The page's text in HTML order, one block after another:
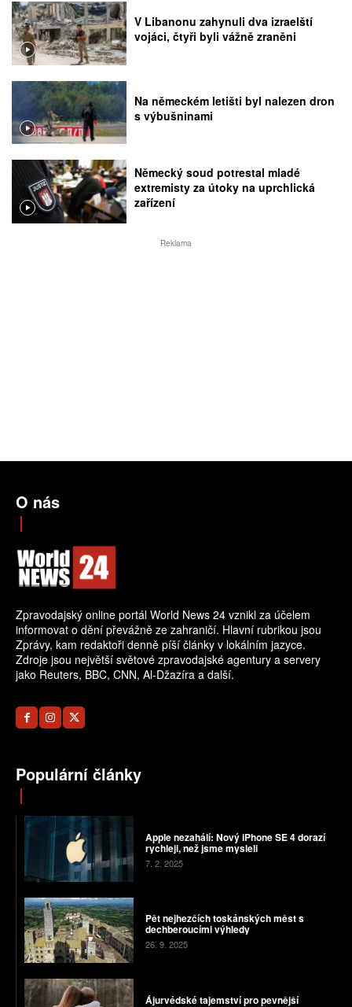
V Libanonu zahynuli dva izraelští
vojáci, čtyři byli vážně zraněni
Na německém letišti byl nalezen dron
s výbušninami
Německý soud potrestal mladé
extremisty za útoky na uprchlická
zařízení
Reklama
O nás
Zpravodajský online portál World News 24 vznikl za účelem
informovat o dění převážně ze zahraničí. Hlavní rubrikou jsou
Zprávy, kam redaktoři denně píší články v lokálním jazyce.
Zdroje jsou největší světové zpravodajské agentury a servery
jako Reuters, BBC, CNN, Al-Džazíra a další.
Populární články
Apple nezahálí: Nový iPhone SE 4 dorazí
rychleji, než jsme mysleli
7. 2. 2025
Pět nejhezčích toskánských měst s
dechberoucími výhledy
26. 9. 2025
Ájurvédské tajemství pro pevnější